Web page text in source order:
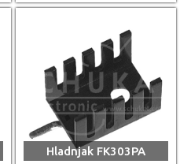
Hladnjak FK303PA